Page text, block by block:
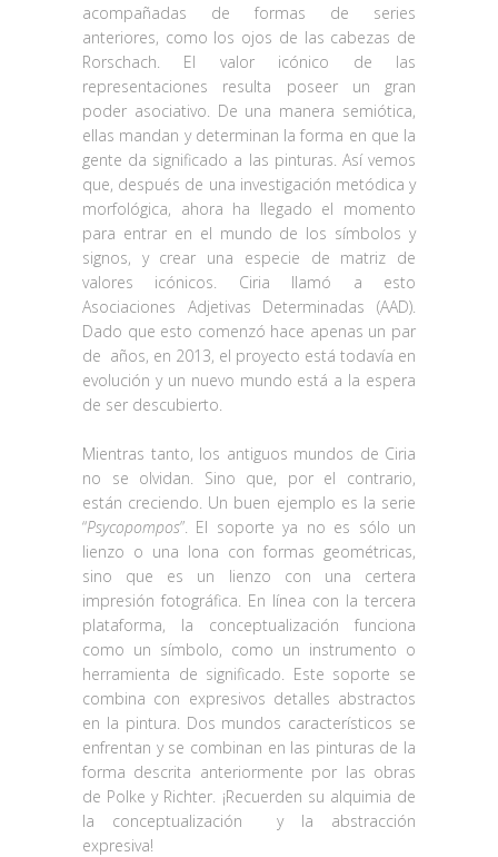
acompañadas de formas de series
anteriores, como los ojos de las cabezas de
Rorschach. El valor icónico de las
representaciones resulta poseer un gran
poder asociativo. De una manera semiótica,
ellas mandan y determinan la forma en que la
gente da significado a las pinturas. Así vemos
que, después de una investigación metódica y
morfológica, ahora ha llegado el momento
para entrar en el mundo de los símbolos y
signos, y crear una especie de matriz de
valores icónicos. Ciria llamó a esto
Asociaciones Adjetivas Determinadas (AAD).
Dado que esto comenzó hace apenas un par
de años, en 2013, el proyecto está todavía en
evolución y un nuevo mundo está a la espera
de ser descubierto.
Mientras tanto, los antiguos mundos de Ciria
no se olvidan. Sino que, por el contrario,
están creciendo. Un buen ejemplo es la serie
“Psycopompos”. El soporte ya no es sólo un
lienzo o una lona con formas geométricas,
sino que es un lienzo con una certera
impresión fotográfica. En línea con la tercera
plataforma, la conceptualización funciona
como un símbolo, como un instrumento o
herramienta de significado. Este soporte se
combina con expresivos detalles abstractos
en la pintura. Dos mundos característicos se
enfrentan y se combinan en las pinturas de la
forma descrita anteriormente por las obras
de Polke y Richter. ¡Recuerden su alquimia de
la conceptualización
y la abstracción
expresiva!